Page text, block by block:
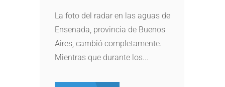
La foto del radar en las aguas de
Ensenada, provincia de Buenos
Aires, cambió completamente.
Mientras que durante los...